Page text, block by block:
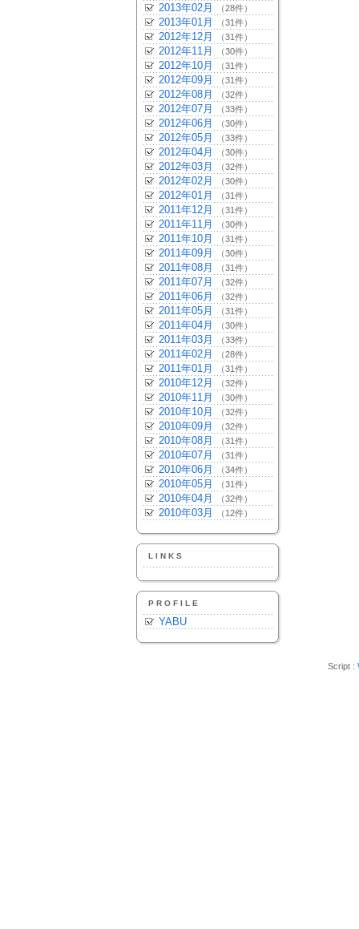
2013年02月 （28件）
2013年01月 （31件）
2012年12月 （31件）
2012年11月 （30件）
2012年10月 （31件）
2012年09月 （31件）
2012年08月 （32件）
2012年07月 （33件）
2012年06月 （30件）
2012年05月 （33件）
2012年04月 （30件）
2012年03月 （32件）
2012年02月 （30件）
2012年01月 （31件）
2011年12月 （31件）
2011年11月 （30件）
2011年10月 （31件）
2011年09月 （30件）
2011年08月 （31件）
2011年07月 （32件）
2011年06月 （32件）
2011年05月 （31件）
2011年04月 （30件）
2011年03月 （33件）
2011年02月 （28件）
2011年01月 （31件）
2010年12月 （32件）
2010年11月 （30件）
2010年10月 （32件）
2010年09月 （32件）
2010年08月 （31件）
2010年07月 （31件）
2010年06月 （34件）
2010年05月 （31件）
2010年04月 （32件）
2010年03月 （12件）
LINKS
PROFILE
YABU
Script :